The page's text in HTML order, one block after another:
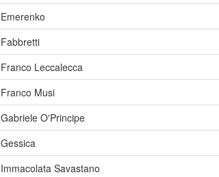
Emerenko
Fabbretti
Franco Leccalecca
Franco Musi
Gabriele O'Principe
Gessica
Immacolata Savastano